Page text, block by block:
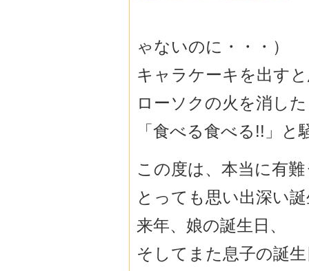
ゃないのに・・・）
キャラケーキを出す
ローソクの火を消し
「食べる食べる!!」
この度は、本当に有
とっても思い出深い
来年、娘の誕生日、
そしてまた息子の誕